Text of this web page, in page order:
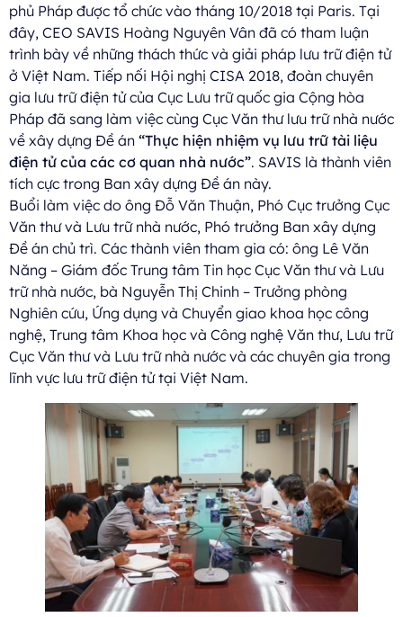
phủ Pháp được tổ chức vào tháng 10/2018 tại Paris. Tại
đây, CEO SAVIS Hoàng Nguyên Vân đã có tham luận
trình bày về những thách thức và giải pháp lưu trữ điện tử
ở Việt Nam. Tiếp nối Hội nghị CISA 2018, đoàn chuyên
gia lưu trữ điện tử của Cục Lưu trữ quốc gia Cộng hòa
Pháp đã sang làm việc cùng Cục Văn thư lưu trữ nhà nước
về xây dựng Đề án “Thực hiện nhiệm vụ lưu trữ tài liệu
điện tử của các cơ quan nhà nước”. SAVIS là thành viên
tích cực trong Ban xây dựng Đề án này.
Buổi làm việc do ông Đỗ Văn Thuận, Phó Cục trưởng Cục
Văn thư và Lưu trữ nhà nước, Phó trưởng Ban xây dựng
Đề án chủ trì. Các thành viên tham gia có: ông Lê Văn
Năng – Giám đốc Trung tâm Tin học Cục Văn thư và Lưu
trữ nhà nước, bà Nguyễn Thị Chinh – Trưởng phòng
Nghiên cứu, Ứng dụng và Chuyển giao khoa học công
nghệ, Trung tâm Khoa học và Công nghệ Văn thư, Lưu trữ
Cục Văn thư và Lưu trữ nhà nước và các chuyên gia trong
lĩnh vực lưu trữ điện tử tại Việt Nam.